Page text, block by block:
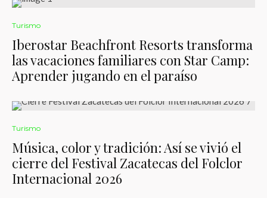
Turismo
Iberostar Beachfront Resorts transforma
las vacaciones familiares con Star Camp:
Aprender jugando en el paraíso
Turismo
Música, color y tradición: Así se vivió el
cierre del Festival Zacatecas del Folclor
Internacional 2026